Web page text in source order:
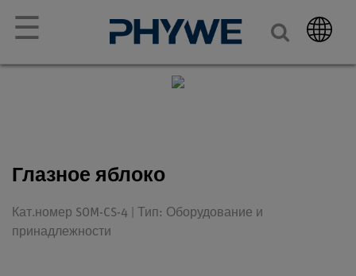
☰
Глазное яблоко
Кат.номер SOM-CS-4 | Тип: Оборудование и
принадлежности